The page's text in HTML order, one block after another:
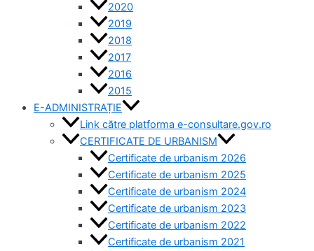
2020
2019
2018
2017
2016
2015
E-ADMINISTRAȚIE
Link către platforma e-consultare.gov.ro
CERTIFICATE DE URBANISM
Certificate de urbanism 2026
Certificate de urbanism 2025
Certificate de urbanism 2024
Certificate de urbanism 2023
Certificate de urbanism 2022
Certificate de urbanism 2021